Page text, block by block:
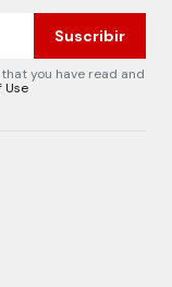
Suscribir
you have read and
Use